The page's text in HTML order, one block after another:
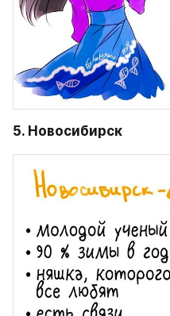
5. Новосибирск